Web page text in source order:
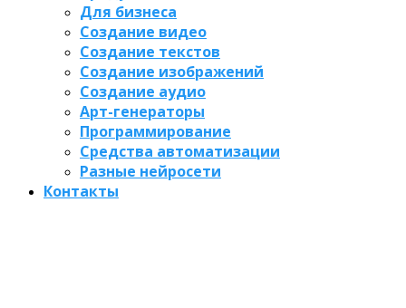
Для бизнеса
Создание видео
Создание текстов
Создание изображений
Создание аудио
Арт-генераторы
Программирование
Средства автоматизации
Разные нейросети
Контакты